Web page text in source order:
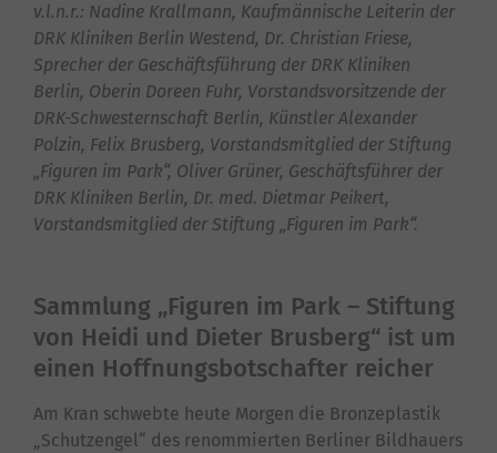
v.l.n.r.: Nadine Krallmann, Kaufmännische Leiterin der
DRK Kliniken Berlin Westend, Dr. Christian Friese,
Sprecher der Geschäftsführung der DRK Kliniken
Berlin, Oberin Doreen Fuhr, Vorstandsvorsitzende der
DRK-Schwesternschaft Berlin, Künstler Alexander
Polzin, Felix Brusberg, Vorstandsmitglied der Stiftung
„Figuren im Park“, Oliver Grüner, Geschäftsführer der
DRK Kliniken Berlin, Dr. med. Dietmar Peikert,
Vorstandsmitglied der Stiftung „Figuren im Park“.
Sammlung „Figuren im Park – Stiftung
von Heidi und Dieter Brusberg“ ist um
einen Hoffnungsbotschafter reicher
Am Kran schwebte heute Morgen die Bronzeplastik
„Schutzengel“ des renommierten Berliner Bildhauers